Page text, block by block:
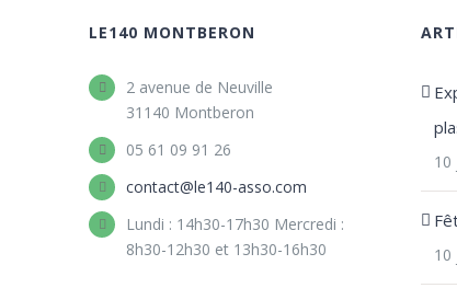
LE140 MONTBERON
2 avenue de Neuville
31140 Montberon
05 61 09 91 26
contact@le140-asso.com
Lundi : 14h30-17h30 Mercredi :
8h30-12h30 et 13h30-16h30
10
10